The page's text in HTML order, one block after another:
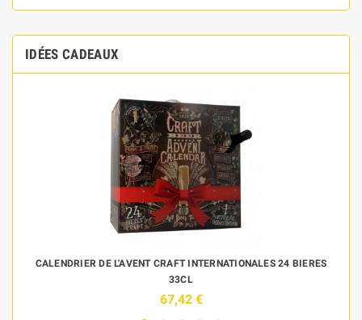
IDÉES CADEAUX
CALENDRIER DE L'AVENT CRAFT INTERNATIONALES 24 BIERES
33CL
67,42 €